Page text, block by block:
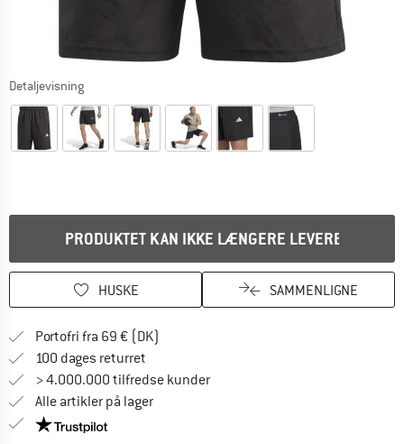
Detaljevisning
PRODUKTET KAN IKKE LÆNGERE LEVERES
HUSKE SAMMENLIGNE
Portofri fra 69 € (DK)
100 dages returret
> 4.000.000 tilfredse kunder
Alle artikler på lager
Vi er Trustpilot-certificeret - oplysningerne får du